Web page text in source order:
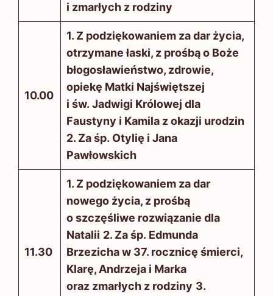
i zmarłych z rodziny
10.00
1. Z podziękowaniem za dar życia,
otrzymane łaski, z prośbą o Boże
błogosławieństwo, zdrowie,
opiekę Matki Najświętszej
i św. Jadwigi Królowej dla
Faustyny i Kamila z okazji urodzin
2. Za śp. Otylię i Jana
Pawłowskich
11.30
1. Z podziękowaniem za dar
nowego życia, z prośbą
o szczęśliwe rozwiązanie dla
Natalii 2. Za śp. Edmunda
Brzezicha w 37. rocznicę śmierci,
Klarę, Andrzeja i Marka
oraz zmarłych z rodziny 3.